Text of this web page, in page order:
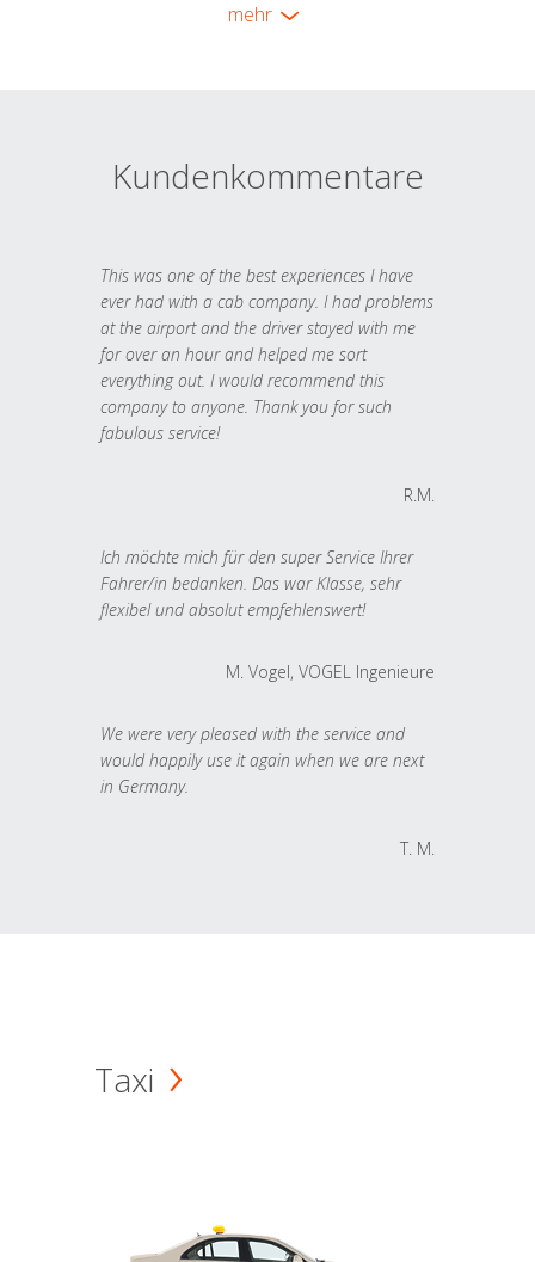
mehr
Kundenkommentare
This was one of the best experiences I have
ever had with a cab company. I had problems
at the airport and the driver stayed with me
for over an hour and helped me sort
everything out. I would recommend this
company to anyone. Thank you for such
fabulous service!
R.M.
Ich möchte mich für den super Service Ihrer
Fahrer/in bedanken. Das war Klasse, sehr
flexibel und absolut empfehlenswert!
M. Vogel, VOGEL Ingenieure
We were very pleased with the service and
would happily use it again when we are next
in Germany.
T. M.
Taxi